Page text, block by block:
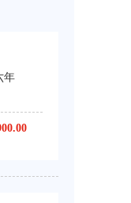
年